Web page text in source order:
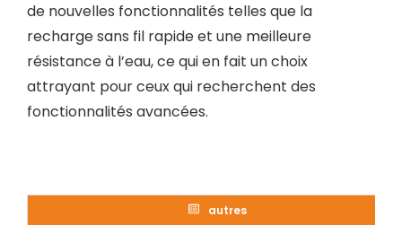
de nouvelles fonctionnalités telles que la
recharge sans fil rapide et une meilleure
résistance à l’eau, ce qui en fait un choix
attrayant pour ceux qui recherchent des
fonctionnalités avancées.
autres